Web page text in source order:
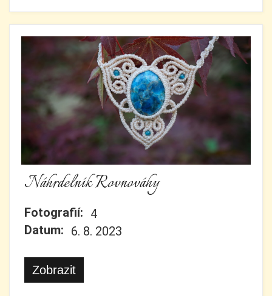
Náhrdelník Rovnováhy
Fotografií: 4
Datum: 6. 8. 2023
Zobrazit